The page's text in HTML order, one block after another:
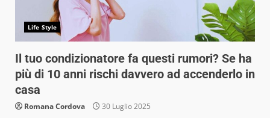
Life Style
Il tuo condizionatore fa questi rumori? Se ha
più di 10 anni rischi davvero ad accenderlo in
casa
Romana Cordova 30 Luglio 2025